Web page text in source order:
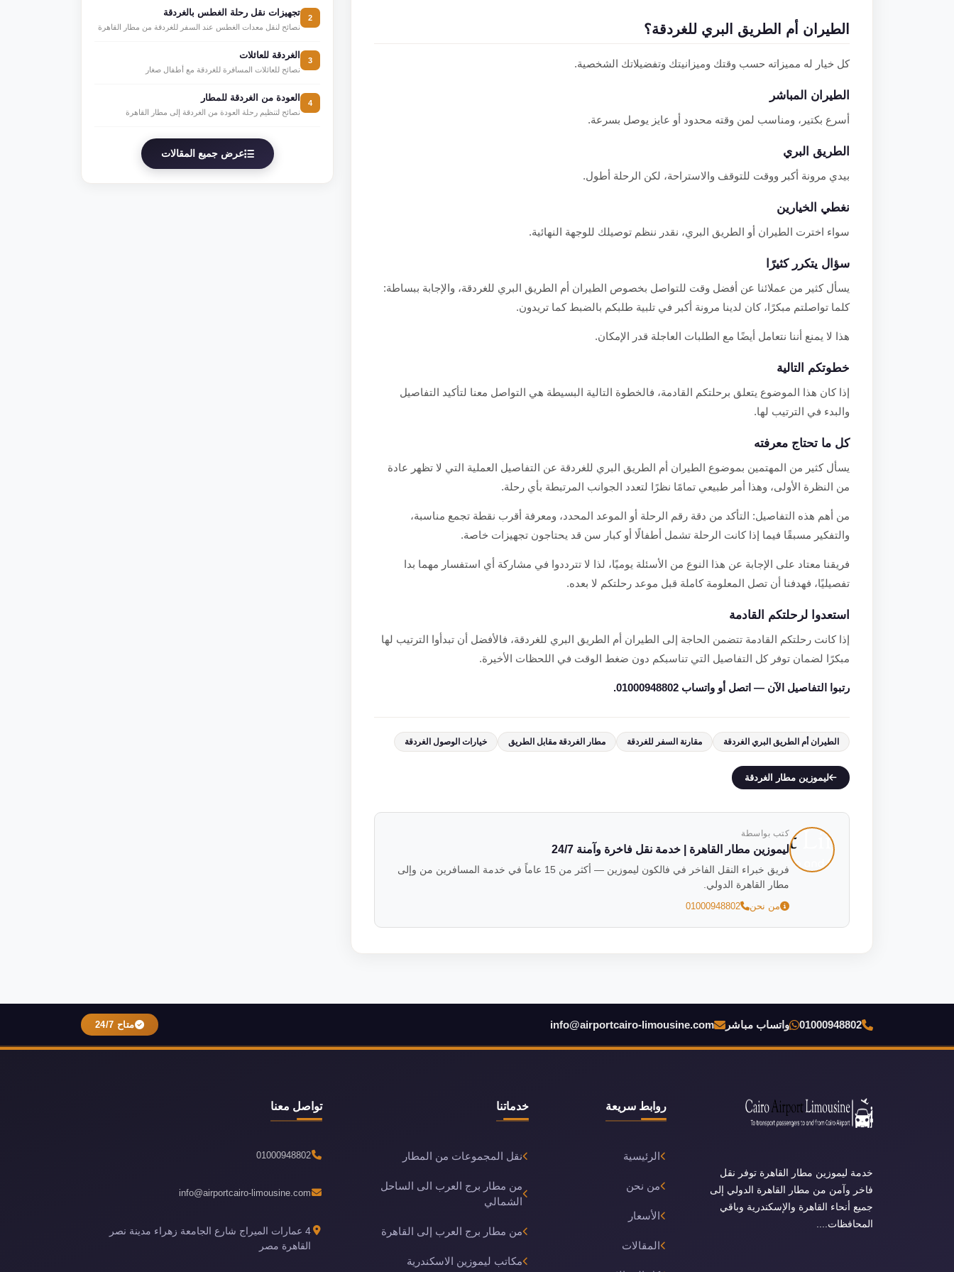
الطيران أم الطريق البري للغردقة؟
كل خيار له مميزاته حسب وقتك وميزانيتك وتفضيلاتك الشخصية.
الطيران المباشر
أسرع بكتير، ومناسب لمن وقته محدود أو عايز يوصل بسرعة.
الطريق البري
بيدي مرونة أكبر ووقت للتوقف والاستراحة، لكن الرحلة أطول.
نغطي الخيارين
سواء اخترت الطيران أو الطريق البري، نقدر ننظم توصيلك للوجهة النهائية.
سؤال يتكرر كثيرًا
يسأل كثير من عملائنا عن أفضل وقت للتواصل بخصوص الطيران أم الطريق البري للغردقة، والإجابة ببساطة:
كلما تواصلتم مبكرًا، كان لدينا مرونة أكبر في تلبية طلبكم بالضبط كما تريدون.
هذا لا يمنع أننا نتعامل أيضًا مع الطلبات العاجلة قدر الإمكان.
خطوتكم التالية
إذا كان هذا الموضوع يتعلق برحلتكم القادمة، فالخطوة التالية البسيطة هي التواصل معنا لتأكيد التفاصيل
والبدء في الترتيب لها.
كل ما تحتاج معرفته
يسأل كثير من المهتمين بموضوع الطيران أم الطريق البري للغردقة عن التفاصيل العملية التي لا تظهر عادة
من النظرة الأولى، وهذا أمر طبيعي تمامًا نظرًا لتعدد الجوانب المرتبطة بأي رحلة.
من أهم هذه التفاصيل: التأكد من دقة رقم الرحلة أو الموعد المحدد، ومعرفة أقرب نقطة تجمع مناسبة،
والتفكير مسبقًا فيما إذا كانت الرحلة تشمل أطفالًا أو كبار سن قد يحتاجون تجهيزات خاصة.
فريقنا معتاد على الإجابة عن هذا النوع من الأسئلة يوميًا، لذا لا تترددوا في مشاركة أي استفسار مهما بدا
تفصيليًا، فهدفنا أن تصل المعلومة كاملة قبل موعد رحلتكم لا بعده.
استعدوا لرحلتكم القادمة
إذا كانت رحلتكم القادمة تتضمن الحاجة إلى الطيران أم الطريق البري للغردقة، فالأفضل أن تبدأوا الترتيب لها
مبكرًا لضمان توفر كل التفاصيل التي تناسبكم دون ضغط الوقت في اللحظات الأخيرة.
رتبوا التفاصيل الآن — اتصل أو واتساب 01000948802.
الطيران أم الطريق البري الغردقة مقارنة السفر للغردقة مطار الغردقة مقابل الطريق خيارات الوصول الغردقة
ليموزين مطار الغردقة
كتب بواسطة
ليموزين مطار القاهرة | خدمة نقل فاخرة وآمنة 24/7
فريق خبراء النقل الفاخر في فالكون ليموزين — أكثر من 15 عاماً في خدمة المسافرين من وإلى
مطار القاهرة الدولي.
من نحن
01000948802
2 تجهيزات نقل رحلة الغطس بالغردقة
نصائح لنقل معدات الغطس عند السفر للغردقة من مطار القاهرة
3 الغردقة للعائلات
نصائح للعائلات المسافرة للغردقة مع أطفال صغار
4 العودة من الغردقة للمطار
نصائح لتنظيم رحلة العودة من الغردقة إلى مطار القاهرة
عرض جميع المقالات
01000948802 واتساب مباشر info@airportcairo-limousine.com متاح 24/7
خدمة ليموزين مطار القاهرة توفر نقل
فاخر وآمن من مطار القاهرة الدولي إلى
جميع أنحاء القاهرة والإسكندرية وباقي
المحافظات....
روابط سريعة
الرئيسية
من نحن
الأسعار
المقالات
خدماتنا
نقل المجموعات من المطار
من مطار برج العرب الى الساحل
الشمالي
من مطار برج العرب إلى القاهرة
مكاتب ليموزين الاسكندرية
تواصل معنا
01000948802
info@airportcairo-limousine.com
4 عمارات الميراج شارع الجامعة زهراء مدينة نصر
القاهرة مصر